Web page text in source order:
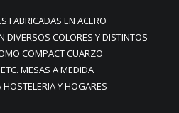
FABRICADAS EN ACERO
DIVERSOS COLORES Y DISTINTOS
COMPACT CUARZO
MESAS A MEDIDA
Y HOGARES